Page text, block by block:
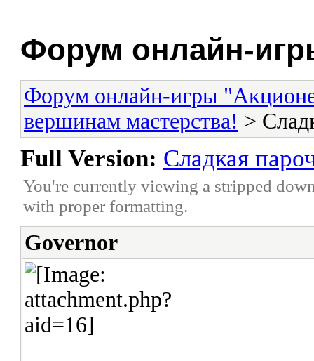
Форум онлайн-
Форум онлайн-игры
вершинам мастерства! >
Full Version: Сладкая
You're currently viewing a stripped
with proper formatting.
Governor